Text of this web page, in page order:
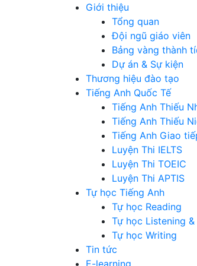
Giới thiệu
Tổng quan
Đội ngũ giáo viên
Bảng vàng thành
Dự án & Sự kiện
Thương hiệu đào tạo
Tiếng Anh Quốc Tế
Tiếng Anh Thiếu
Tiếng Anh Thiếu
Tiếng Anh Giao
Luyện Thi IELTS
Luyện Thi TOEIC
Luyện Thi APTIS
Tự học Tiếng Anh
Tự học Reading
Tự học Listening
Tự học Writing
Tin tức
E-learning